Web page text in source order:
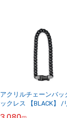
アクリルチェーンバッ
ックレス 【BLACK】 /リッス